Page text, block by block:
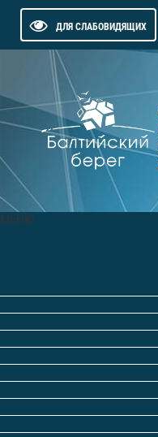
ДЛЯ СЛАБОВИДЯЩИХ
МЕНЮ